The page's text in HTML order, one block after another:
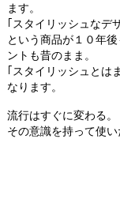
ます。
｢スタイリッシュなデ
という商品が１０年
ントも昔のまま。
｢スタイリッシュとは
なります。
流行はすぐに変わる。
その意識を持って使い